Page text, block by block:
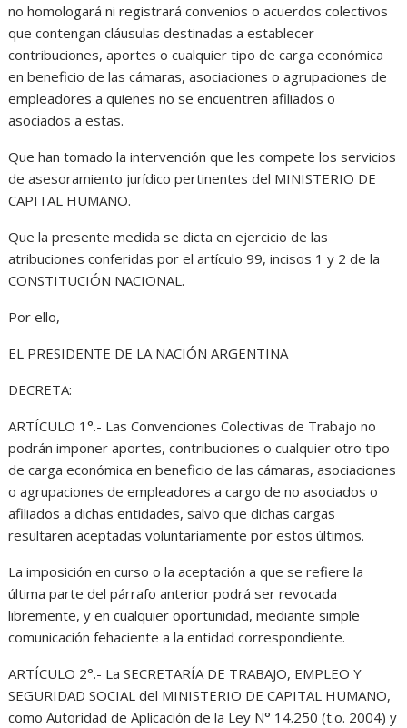
no homologará ni registrará convenios o acuerdos colectivos
que contengan cláusulas destinadas a establecer
contribuciones, aportes o cualquier tipo de carga económica
en beneficio de las cámaras, asociaciones o agrupaciones de
empleadores a quienes no se encuentren afiliados o
asociados a estas.
Que han tomado la intervención que les compete los servicios
de asesoramiento jurídico pertinentes del MINISTERIO DE
CAPITAL HUMANO.
Que la presente medida se dicta en ejercicio de las
atribuciones conferidas por el artículo 99, incisos 1 y 2 de la
CONSTITUCIÓN NACIONAL.
Por ello,
EL PRESIDENTE DE LA NACIÓN ARGENTINA
DECRETA:
ARTÍCULO 1°.- Las Convenciones Colectivas de Trabajo no
podrán imponer aportes, contribuciones o cualquier otro tipo
de carga económica en beneficio de las cámaras, asociaciones
o agrupaciones de empleadores a cargo de no asociados o
afiliados a dichas entidades, salvo que dichas cargas
resultaren aceptadas voluntariamente por estos últimos.
La imposición en curso o la aceptación a que se refiere la
última parte del párrafo anterior podrá ser revocada
libremente, y en cualquier oportunidad, mediante simple
comunicación fehaciente a la entidad correspondiente.
ARTÍCULO 2°.- La SECRETARÍA DE TRABAJO, EMPLEO Y
SEGURIDAD SOCIAL del MINISTERIO DE CAPITAL HUMANO,
como Autoridad de Aplicación de la Ley N° 14.250 (t.o. 2004) y